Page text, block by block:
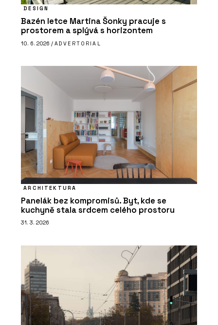
DESIGN
Bazén letce Martina Šonky pracuje s
prostorem a splývá s horizontem
10. 6. 2026 / ADVERTORIAL
ARCHITEKTURA
Panelák bez kompromisů. Byt, kde se
kuchyně stala srdcem celého prostoru
31. 3. 2026